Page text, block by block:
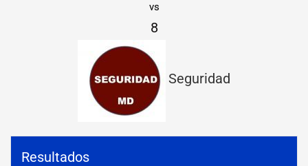
vs
8
Seguridad
Resultados